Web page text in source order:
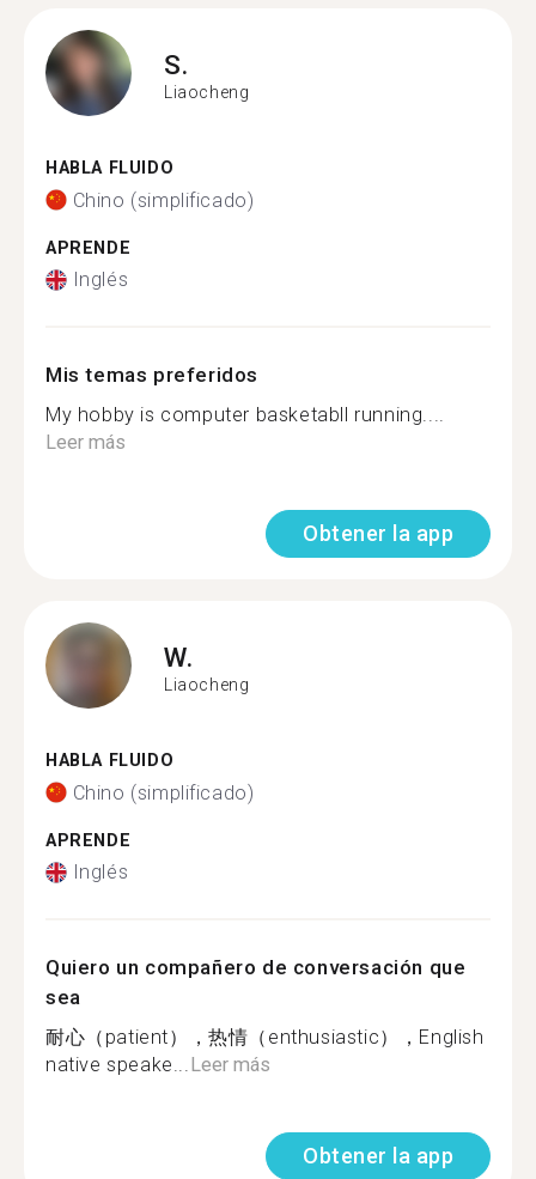
S.
Liaocheng
HABLA FLUIDO
Chino (simplificado)
APRENDE
Inglés
Mis temas preferidos
My hobby is computer basketabll running....
Leer más
Obtener la app
W.
Liaocheng
HABLA FLUIDO
Chino (simplificado)
APRENDE
Inglés
Quiero un compañero de conversación que
sea
耐心（patient），热情（enthusiastic），English
native speake...Leer más
Obtener la app